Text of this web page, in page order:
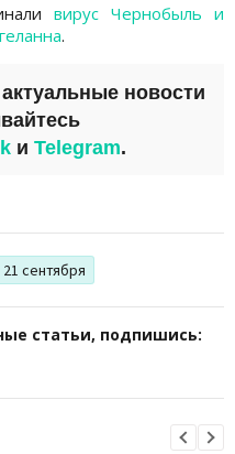
вирус Чернобыль и
.
новости
и Telegram.
21 сентября
статьи, подпишись: